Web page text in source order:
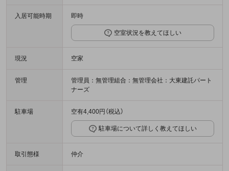
入居可能時期 即時
空室状況を教えてほしい
現況 空家
管理
管理員：無管理組合：無管理会社：大東建託パート
ナーズ
駐車場 空有4,400円（税込）
駐車場について詳しく教えてほしい
取引態様 仲介